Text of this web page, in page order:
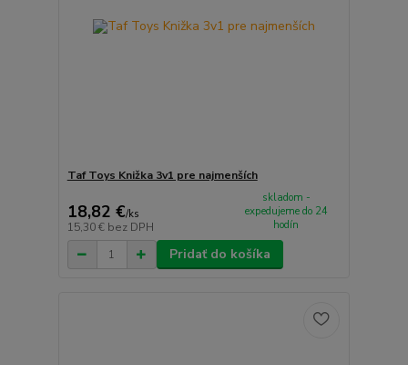
Taf Toys Knižka 3v1 pre najmenších
18,82 €/ks
15,30 € bez DPH
skladom -
expedujeme do 24
hodín
Pridať do košíka